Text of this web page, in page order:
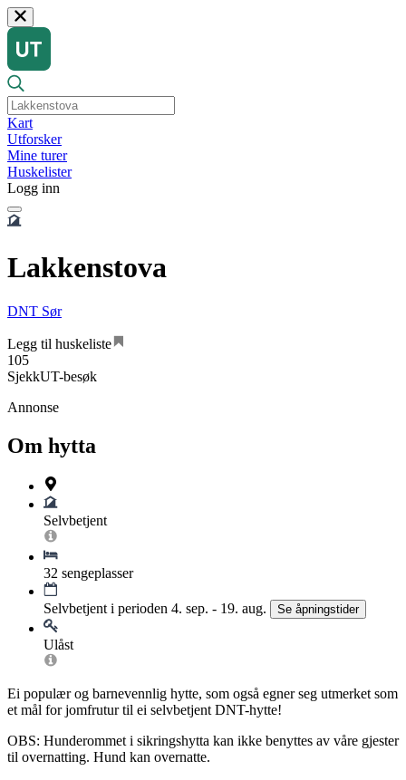
Kart
Utforsker
Mine turer
Huskelister
Logg inn
Lakkenstova
DNT Sør
Legg til huskeliste
105
SjekkUT-besøk
Annonse
Om hytta
Selvbetjent
32 sengeplasser
Selvbetjent i perioden 4. sep. - 19. aug. Se åpningstider
Ulåst
Ei populær og barnevennlig hytte, som også egner seg utmerket som
et mål for jomfrutur til ei selvbetjent DNT-hytte!
OBS: Hunderommet i sikringshytta kan ikke benyttes av våre gjester
til overnatting. Hund kan overnatte.